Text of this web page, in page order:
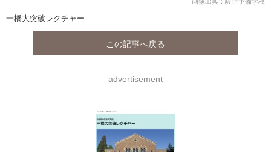
一橋大突破レクチャー
この記事へ戻る
advertisement